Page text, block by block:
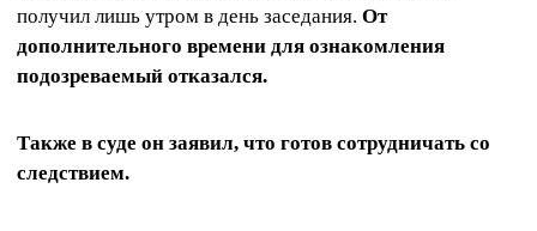
получил лишь утром в день заседания. От
дополнительного времени для ознакомления
подозреваемый отказался.
Также в суде он заявил, что готов сотрудничать со
следствием.